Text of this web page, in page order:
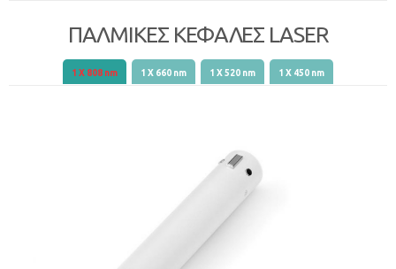
ΠΑΛΜΙΚΕΣ ΚΕΦΑΛΕΣ LASER
1 X 808 nm (ενεργή καρτέλα)
1 X 660 nm 1 X 520 nm 1 X 450 nm